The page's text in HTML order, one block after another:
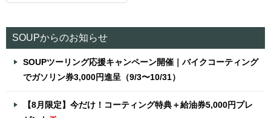
SOUPからのお知らせ
SOUPツーリング応援キャンペーン開催｜バイクコーティング
でガソリン券3,000円進呈（9/3〜10/31）
【8月限定】今だけ！コーティング特典＋給油券5,000円プレ